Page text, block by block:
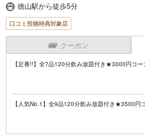
徳山駅から徒歩5分
口コミ投稿特典対象店
クーポン
【定番!!】全7品120分飲み放題付き★3000円コ
【人気No.1】全9品120分飲み放題付き★3500円